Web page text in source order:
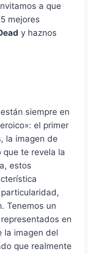
a que
mejores
y haznos
siempre en
el primer
la imagen de
que te revela la
estos
Tenemos un
en
la imagen del
que realmente